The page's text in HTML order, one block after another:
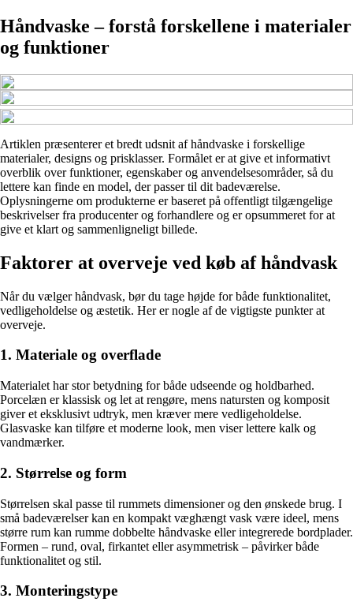
Håndvaske – forstå forskellene i materialer
og funktioner
Artiklen præsenterer et bredt udsnit af håndvaske i forskellige
materialer, designs og prisklasser. Formålet er at give et informativt
overblik over funktioner, egenskaber og anvendelsesområder, så du
lettere kan finde en model, der passer til dit badeværelse.
Oplysningerne om produkterne er baseret på offentligt tilgængelige
beskrivelser fra producenter og forhandlere og er opsummeret for at
give et klart og sammenligneligt billede.
Faktorer at overveje ved køb af håndvask
Når du vælger håndvask, bør du tage højde for både funktionalitet,
vedligeholdelse og æstetik. Her er nogle af de vigtigste punkter at
overveje.
1. Materiale og overflade
Materialet har stor betydning for både udseende og holdbarhed.
Porcelæn er klassisk og let at rengøre, mens natursten og komposit
giver et eksklusivt udtryk, men kræver mere vedligeholdelse.
Glasvaske kan tilføre et moderne look, men viser lettere kalk og
vandmærker.
2. Størrelse og form
Størrelsen skal passe til rummets dimensioner og den ønskede brug. I
små badeværelser kan en kompakt væghængt vask være ideel, mens
større rum kan rumme dobbelte håndvaske eller integrerede bordplader.
Formen – rund, oval, firkantet eller asymmetrisk – påvirker både
funktionalitet og stil.
3. Monteringstype